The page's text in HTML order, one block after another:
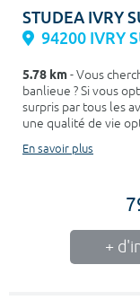
STUDEA IVRY
94200 IVRY
5.78 km- Vous
banlieue ? Si vous
surpris par tous les
une qualité de vie
En savoir plus
+